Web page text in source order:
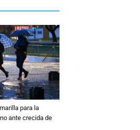
para la
ante crecida de